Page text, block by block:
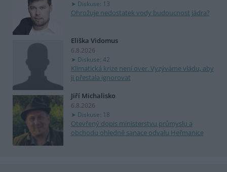
Diskuse: 13
Ohrožuje nedostatek vody budoucnost jádra?
Eliška Vidomus
6.8.2026
Diskuse: 42
Klimatická krize není over. Vyzýváme vládu, aby
ji přestala ignorovat
Jiří Michalisko
6.8.2026
Diskuse: 18
Otevřený dopis ministerstvu průmyslu a
obchodu ohledně sanace odvalu Heřmanice